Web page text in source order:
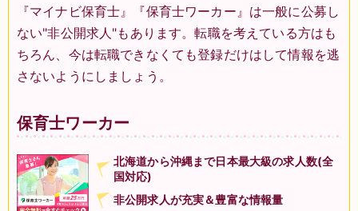
『マイナビ保育士』『保育士ワーカー』は一般に公募し
ない"非公開求人"もあります。転職を考えている方はも
ちろん、今は転職できなくても登録だけはして情報を逃
さないようにしましょう。
保育士ワーカー
北海道から沖縄まで日本最大級の求人数(全
国対応)
非公開求人が充実＆豊富な情報量